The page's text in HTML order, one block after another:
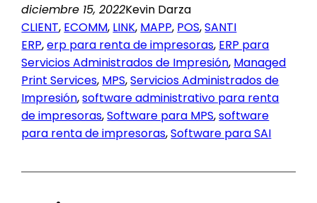
diciembre 15, 2022Kevin Darza
CLIENT, ECOMM, LINK, MAPP, POS, SANTI
ERP, erp para renta de impresoras, ERP para
Servicios Administrados de Impresión, Managed
Print Services, MPS, Servicios Administrados de
Impresión, software administrativo para renta
de impresoras, Software para MPS, software
para renta de impresoras, Software para SAI